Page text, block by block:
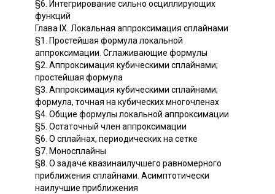
§6. Интегрирование сильно осциллирующих
функций
Глава IX. Локальная аппроксимация сплайнами
§1. Простейшая формула локальной
аппроксимации. Сглаживающие формулы
§2. Аппроксимация кубическими сплайнами;
простейшая формула
§3. Аппроксимация кубическими сплайнами;
формула, точная на кубических многочленах
§4. Общие формулы локальной аппроксимации
§5. Остаточный член аппроксимации
§6. О сплайнах, периодических на сетке
§7. Моносплайны
§8. О задаче квазинаилучшего равномерного
приближения сплайнами. Асимптотически
наилучшие приближения